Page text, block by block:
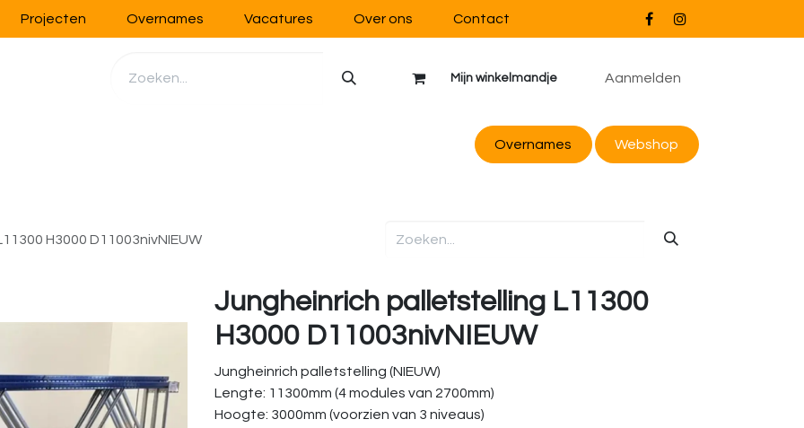
Projecten Overnames Vacatures Over ons Contact
Mijn winkelmandje Aanmelden
Overnames Webshop
H3000 D11003nivNIEUW
Jungheinrich palletstelling L11300
H3000 D11003nivNIEUW
Jungheinrich palletstelling (NIEUW)
Lengte: 11300mm (4 modules van 2700mm)
Hoogte: 3000mm (voorzien van 3 niveaus)